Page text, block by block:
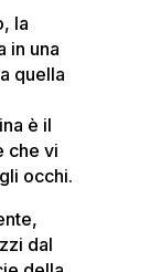
la
in una
quella
è il
che vi
occhi.
dal